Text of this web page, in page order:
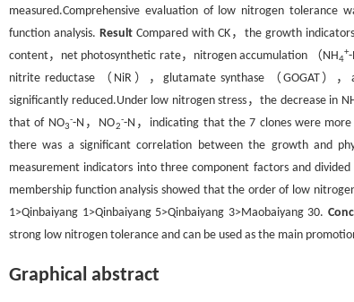
measured.Comprehensive evaluation of low nitrogen tolerance
function analysis.Result Compared with CK，the growth
content，net photosynthetic rate，nitrogen accumulation （NH4
+
nitrite reductase （NiR），glutamate synthase （GOGAT）
significantly reduced.Under low nitrogen stress，the decrease in
that of NO3
--N，NO2
--N，indicating that the 7 clones were more
there was a significant correlation between the growth and
measurement indicators into three component factors and
membership function analysis showed that the order of low
1>Qinbaiyang 1>Qinbaiyang 5>Qinbaiyang 3>Maobaiyang 30.
strong low nitrogen tolerance and can be used as the main
Graphical abstract